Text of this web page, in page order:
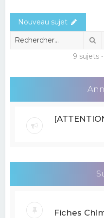
Nouveau sujet
9 sujets
Fiches